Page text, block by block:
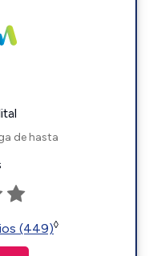
de hasta
(449)◊